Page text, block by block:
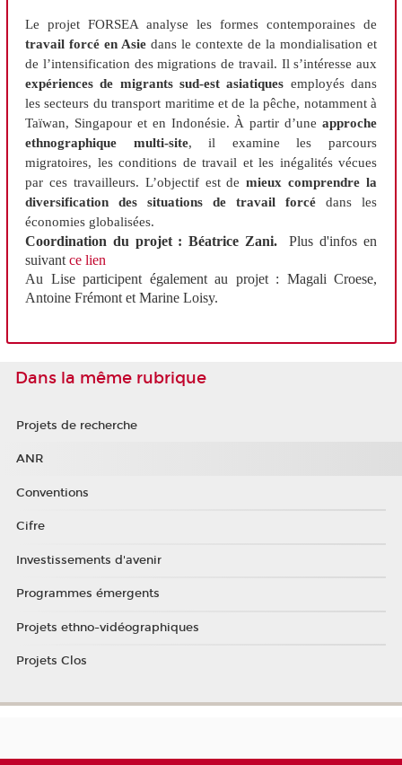
Le projet FORSEA analyse les formes contemporaines de
travail forcé en Asie dans le contexte de la mondialisation et
de l’intensification des migrations de travail. Il s’intéresse aux
expériences de migrants sud-est asiatiques employés dans
les secteurs du transport maritime et de la pêche, notamment à
Taïwan, Singapour et en Indonésie. À partir d’une approche
ethnographique multi-site, il examine les parcours
migratoires, les conditions de travail et les inégalités vécues
par ces travailleurs. L’objectif est demieux comprendre la
diversification des situations de travail forcé dans les
économies globalisées.
Coordination du projet : Béatrice Zani.
Plus d'infos en
suivant ce lien
Au Lise participent également au projet : Magali Croese,
Antoine Frémont et Marine Loisy.
Dans la même rubrique
Projets de recherche
ANR
Conventions
Cifre
Investissements d'avenir
Programmes émergents
Projets ethno-vidéographiques
Projets Clos